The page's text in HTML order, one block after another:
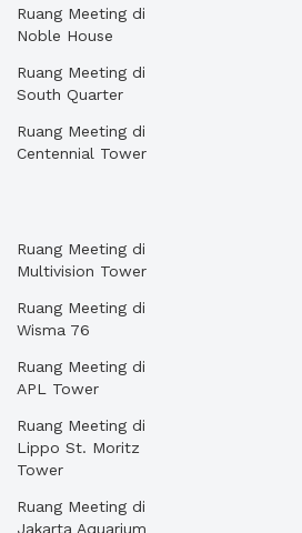
Ruang Meeting di
Noble House
Ruang Meeting di
South Quarter
Ruang Meeting di
Centennial Tower
Ruang Meeting di
Multivision Tower
Ruang Meeting di
Wisma 76
Ruang Meeting di
APL Tower
Ruang Meeting di
Lippo St. Moritz
Tower
Ruang Meeting di
Jakarta Aquarium